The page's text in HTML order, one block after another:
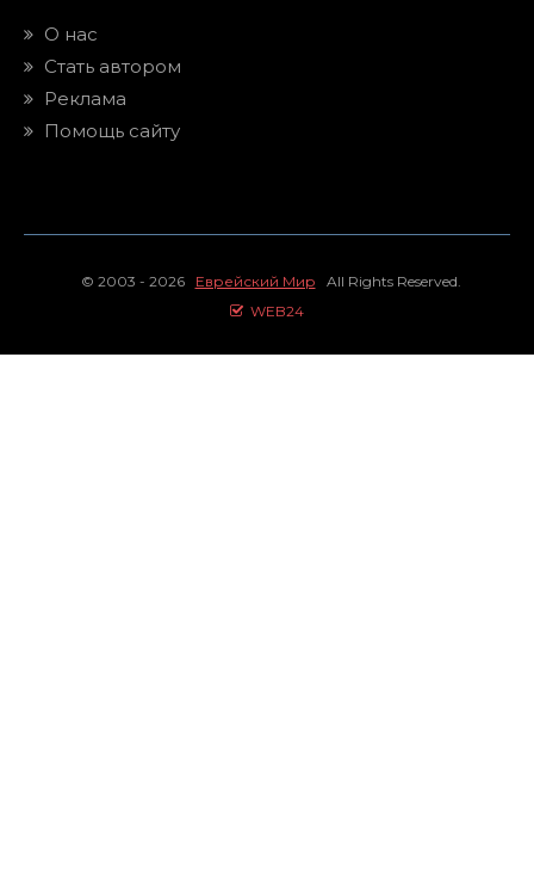
О нас
Стать автором
Реклама
Помощь сайту
© 2003 - 2026 Еврейский Мир All Rights Reserved.
WEB24